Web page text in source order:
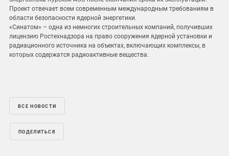
Проект отвечает всем современным международным требованиям в
области безопасности ядерной энергетики.
«Синатом» – одна из немногих строительных компаний, получивших
лицензию Ростехнадзора на право сооружения ядерной установки и
радиационного источника на объектах, включающих комплексы, в
которых содержатся радиоактивные вещества.
ВСЕ НОВОСТИ
ПОДЕЛИТЬСЯ